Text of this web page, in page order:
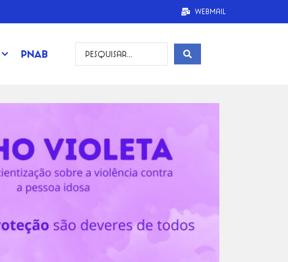
Webmail
PNAB